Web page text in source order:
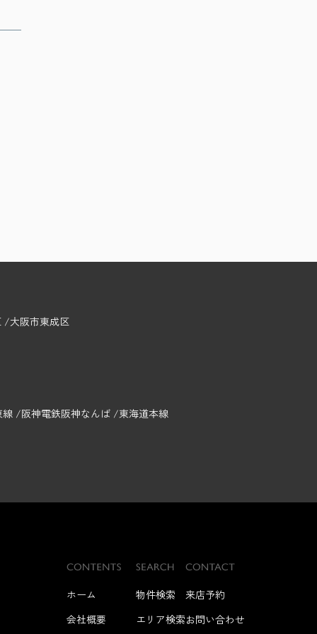
大阪市東成区
線 阪神電鉄阪神なんば 東海道本線
ホーム
会社概要
物件検索
エリア検索
来店予約
お問い合わせ